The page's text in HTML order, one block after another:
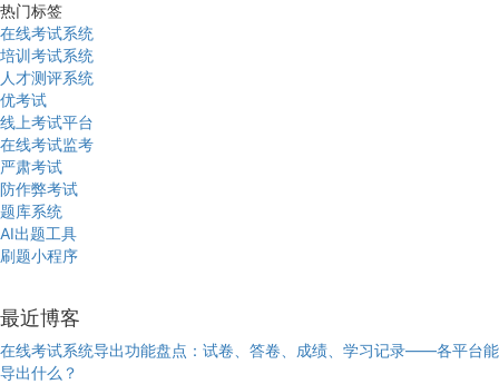
热门标签
在线考试系统
培训考试系统
人才测评系统
优考试
线上考试平台
在线考试监考
严肃考试
防作弊考试
题库系统
AI出题工具
刷题小程序
最近博客
在线考试系统导出功能盘点：试卷、答卷、成绩、学习记录——各平台能
导出什么？